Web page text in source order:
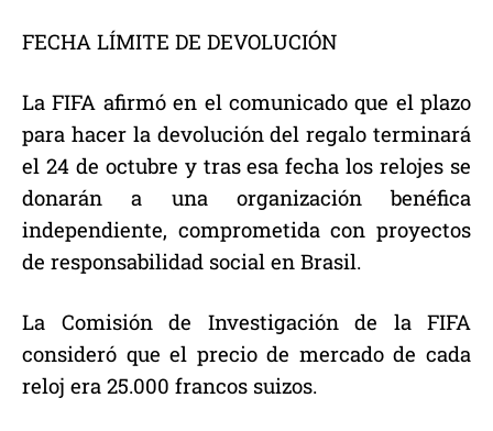
FECHA LÍMITE DE DEVOLUCIÓN
La FIFA afirmó en el comunicado que el plazo
para hacer la devolución del regalo terminará
el 24 de octubre y tras esa fecha los relojes se
donarán a una organización benéfica
independiente, comprometida con proyectos
de responsabilidad social en Brasil.
La Comisión de Investigación de la FIFA
consideró que el precio de mercado de cada
reloj era 25.000 francos suizos.